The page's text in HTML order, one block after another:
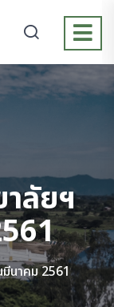
ลัยฯ
มีนาคม 2561